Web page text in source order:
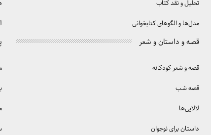
تحلیل و نقد کتاب
مدل‌ها و الگوهای کتابخوانی
قصه و داستان و شعر
قصه و شعر کودکانه
قصه شب
لالایی‌ها
داستان برای نوجوان